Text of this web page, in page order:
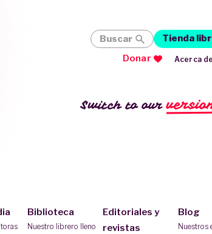
Switch to our
Biblioteca
Nuestro librero lleno
Editoriales y
revistas
Blog
Nuestros
Buscar Tienda
Donar
Acerca de